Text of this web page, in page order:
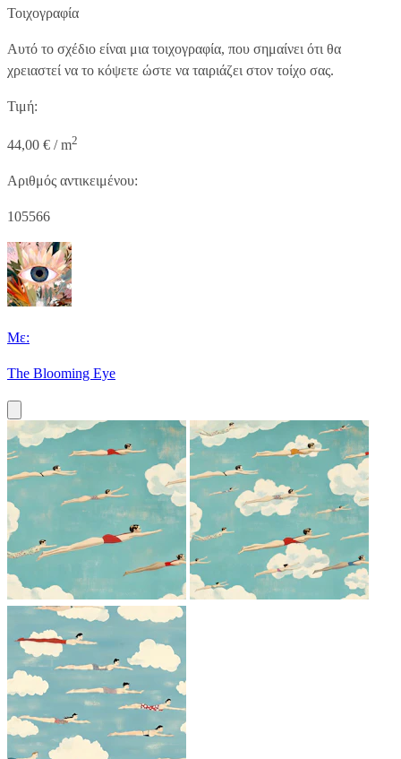
Τοιχογραφία
Αυτό το σχέδιο είναι μια τοιχογραφία, που σημαίνει ότι θα
χρειαστεί να το κόψετε ώστε να ταιριάζει στον τοίχο σας.
Τιμή:
44,00 € / m2
Αριθμός αντικειμένου:
105566
Με:
The Blooming Eye